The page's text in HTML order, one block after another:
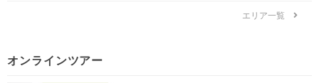
エリア一覧
オンラインツアー